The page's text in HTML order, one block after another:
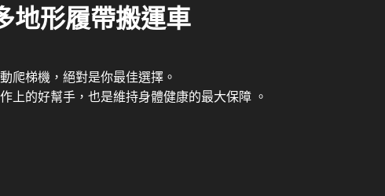
地形履帶搬運車
爬梯機，絕對是你最佳選擇。
上的好幫手，也是維持身體健康的最大保障 。